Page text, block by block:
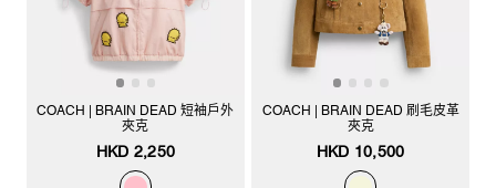
COACH | BRAIN DEAD 短袖戶外
夾克
HKD 2,250
COACH | BRAIN DEAD 刷毛皮革
夾克
HKD 10,500